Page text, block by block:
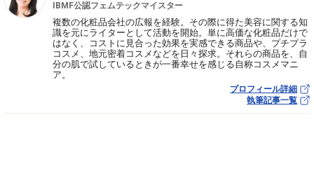
IBMF公認フェムテックマイスター
複数の化粧品会社の広報を経験。その際に得た美容に関する知
識を元にライターとして活動を開始。単に高価な化粧品だけで
はなく、コストに見合った効果を実感できる商品や、プチプラ
コスメ、地元密着コスメなどを日々探求。それらの商品を、自
分の肌で試しているときが一番幸せを感じる自称コスメマニ
ア。
プロフィール詳細
執筆記事一覧